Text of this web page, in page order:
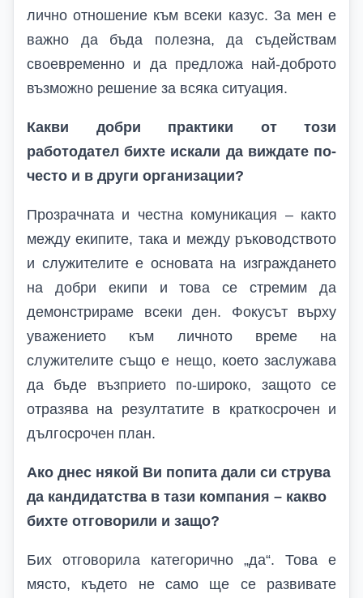
лично отношение към всеки казус. За мен е
важно да бъда полезна, да съдействам
своевременно и да предложа най-доброто
възможно решение за всяка ситуация.
Какви добри практики от този
работодател бихте искали да виждате по-
често и в други организации?
Прозрачната и честна комуникация – както
между екипите, така и между ръководството
и служителите е основата на изграждането
на добри екипи и това се стремим да
демонстрираме всеки ден. Фокусът върху
уважението към личното време на
служителите също е нещо, което заслужава
да бъде възприето по-широко, защото се
отразява на резултатите в краткосрочен и
дългосрочен план.
Ако днес някой Ви попита дали си струва
да кандидатства в тази компания – какво
бихте отговорили и защо?
Бих отговорила категорично „да“. Това е
място, където не само ще се развивате